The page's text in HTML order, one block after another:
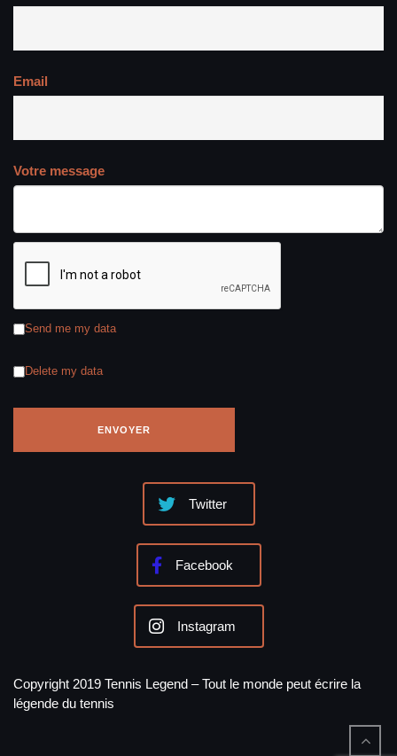
Email
Votre message
Send me my data
Delete my data
Twitter
Facebook
Instagram
Copyright 2019 Tennis Legend – Tout le monde peut écrire la
légende du tennis